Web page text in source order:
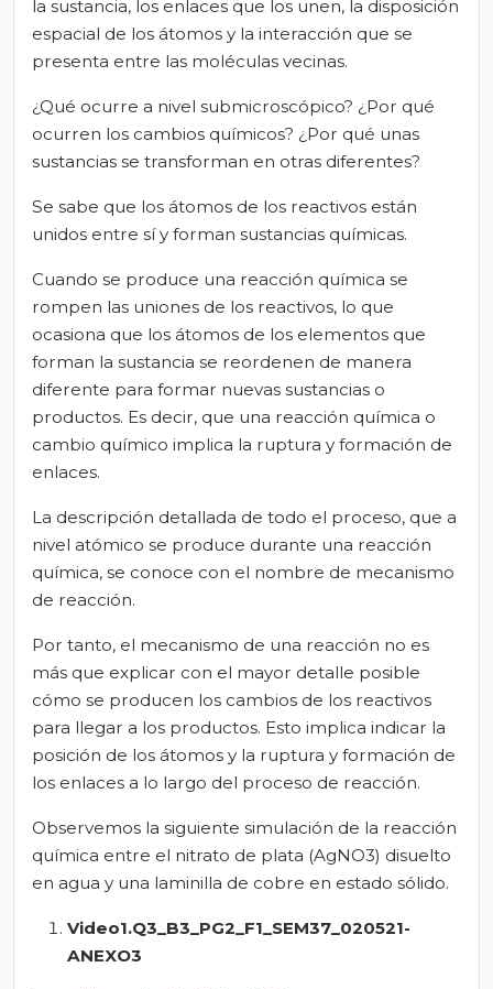
la sustancia, los enlaces que los unen, la disposición
espacial de los átomos y la interacción que se
presenta entre las moléculas vecinas.
¿Qué ocurre a nivel submicroscópico? ¿Por qué
ocurren los cambios químicos? ¿Por qué unas
sustancias se transforman en otras diferentes?
Se sabe que los átomos de los reactivos están
unidos entre sí y forman sustancias químicas.
Cuando se produce una reacción química se
rompen las uniones de los reactivos, lo que
ocasiona que los átomos de los elementos que
forman la sustancia se reordenen de manera
diferente para formar nuevas sustancias o
productos. Es decir, que una reacción química o
cambio químico implica la ruptura y formación de
enlaces.
La descripción detallada de todo el proceso, que a
nivel atómico se produce durante una reacción
química, se conoce con el nombre de mecanismo
de reacción.
Por tanto, el mecanismo de una reacción no es
más que explicar con el mayor detalle posible
cómo se producen los cambios de los reactivos
para llegar a los productos. Esto implica indicar la
posición de los átomos y la ruptura y formación de
los enlaces a lo largo del proceso de reacción.
Observemos la siguiente simulación de la reacción
química entre el nitrato de plata (AgNO3) disuelto
en agua y una laminilla de cobre en estado sólido.
Video1.Q3_B3_PG2_F1_SEM37_020521-
ANEXO3